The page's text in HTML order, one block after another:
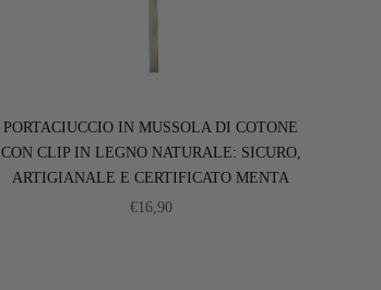
PORTACIUCCIO IN MUSSOLA DI COTONE
CON CLIP IN LEGNO NATURALE: SICURO,
ARTIGIANALE E CERTIFICATO MENTA
PREZZO SCONTATO
€16,90